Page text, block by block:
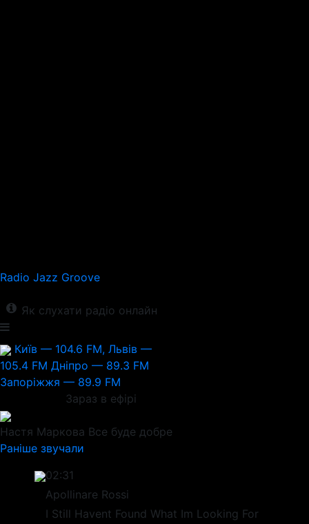
Radio Jazz Groove
Як слухати радіо онлайн
Київ — 104.6 FM, Львів —
105.4 FM Дніпро — 89.3 FM
Запоріжжя — 89.9 FM
Зараз в ефірі
Настя Маркова Все буде добре
Раніше звучали
02:31
Apollinare Rossi
I Still Havent Found What Im Looking For